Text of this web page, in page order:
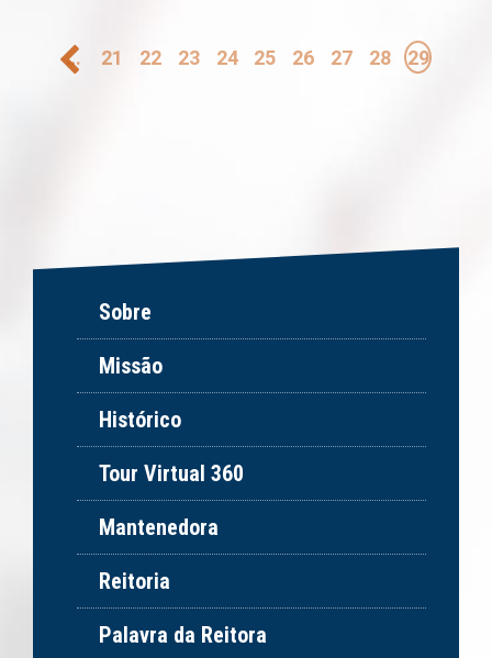
Paginação
… 21 22 23 24 25 26 27 28 29
Sobre
Missão
Histórico
Tour Virtual 360
Mantenedora
Reitoria
Palavra da Reitora